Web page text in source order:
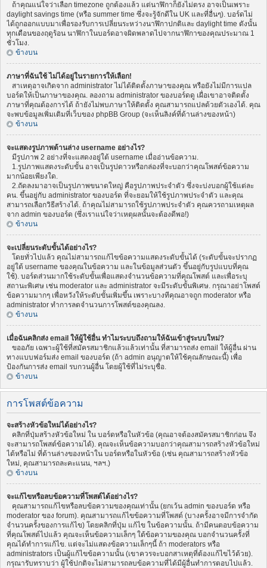
ถ้าคุณแน่ใจว่าเลือก timezone ถูกต้องแล้ว แต่นาฬิกาก็ยังไม่ตรง อาจเป็นเพราะ
daylight savings time (หรือ summer time ซึ่งจะรู้จักดีใน UK และที่อื่นๆ). บอร์ดไม่
ได้ถูกออกแบบมาเพื่อรองรับการเปลี่ยนระหว่างนาฬิกาปกติและ daylight time ดังนั้น
ทุกเดือนของฤดูร้อน นาฬิกาในบอร์ดอาจผิดพลาดไปจากนาฬิกาของคุณประมาณ 1
ชั่วโมง.
ข้างบน
ภาษาที่ฉันใช้ ไม่ได้อยู่ในรายการให้เลือก!
สาเหตุอาจเกิดจาก administrator ไม่ได้ติดตั้งภาษาของคุณ หรือยังไม่มีการแปล
บอร์ดให้เป็นภาษาของคุณ. ลองถาม administrator ของบอร์ดดู เผื่อเขาอาจติดตั้ง
ภาษาที่คุณต้องการได้ ถ้ายังไม่พบภาษาให้ติดตั้ง คุณสามารถแปลด้วยตัวเองได้. คุณ
จะพบข้อมูลเพิ่มเติมที่เว็บของ phpBB Group (จะเห็นลิงค์ที่ด้านล่างของหน้า)
ข้างบน
จะแสดงรูปภาพด้านล่าง username อย่างไร?
มีรูปภาพ 2 อย่างที่จะแสดงอยู่ใต้ username เมื่ออ่านข้อความ.
1.รูปภาพแสดงระดับขั้น อาจเป็นรูปดาวหรือกล่องที่จะบอกว่าคุณโพสต์ข้อความ
มากน้อยเพียงใด.
2.ถัดลงมาอาจเป็นรูปภาพขนาดใหญ่ คือรูปภาพประจำตัว ซึ่งจะบ่งบอกผู้ใช้แต่ละ
คน. ขึ้นอยู่กับ administrator ของบอร์ด ที่จะยอมให้ใช้รูปภาพประจำตัว และคุณ
สามารถเลือกวิธีสร้างได้. ถ้าคุณไม่สามารถใช้รูปภาพประจำตัว คุณควรถามเหตุผล
จาก admin ของบอร์ด (ซึ่งเราแน่ใจว่าเหตุผลนั้นจะต้องดีพอ!)
ข้างบน
จะเปลี่ยนระดับขั้นได้อย่างไร?
โดยทั่วไปแล้ว คุณไม่สามารถแก้ไขข้อความแสดงระดับขั้นได้ (ระดับขั้นจะปรากฏ
อยู่ใต้ username ของคุณในข้อความ และในข้อมูลส่วนตัว ขึ้นอยู่กับรูปแบบที่คุณ
ใช้). บอร์ดส่วนมากใช้ระดับขั้นเพื่อแสดงจำนวนข้อความที่คุณโพสต์ และเพื่อระบุ
สถานะพิเศษ เช่น moderator และ administrator จะมีระดับขั้นพิเศษ. กรุณาอย่าโพสต์
ข้อความมากๆ เพื่อหวังให้ระดับขั้นเพิ่มขึ้น เพราะบางทีคุณอาจถูก moderator หรือ
administrator ทำการลดจำนวนการโพสต์ของคุณลง.
ข้างบน
เมื่อฉันคลิกส่ง email ให้ผู้ใช้อื่น ทำไมระบบถึงถามให้ฉันเข้าสู่ระบบใหม่?
ขออภัย เฉพาะผู้ใช้ที่สมัครสมาชิกแล้วแล้วเท่านั้น ที่สามารถส่ง email ให้ผู้อื่น ผ่าน
ทางแบบฟอร์มส่ง email ของบอร์ด (ถ้า admin อนุญาตให้ใช้คุณลักษณะนี้) เพื่อ
ป้องกันการส่ง email รบกวนผู้อื่น โดยผู้ใช้ที่ไม่ระบุชื่อ.
ข้างบน
การโพสต์ข้อความ
จะสร้างหัวข้อใหม่ได้อย่างไร?
คลิกที่ปุ่มสร้างหัวข้อใหม่ ใน บอร์ดหรือในหัวข้อ (คุณอาจต้องสมัครสมาชิกก่อน จึง
จะสามารถโพสต์ข้อความได้). คุณจะเห็นข้อความบอกว่าคุณสามารถสร้างหัวข้อใหม่
ได้หรือไม่ ที่ด้านล่างของหน้าใน บอร์ดหรือในหัวข้อ (เช่น คุณสามารถสร้างหัวข้อ
ใหม่, คุณสามารถละคะแนน, ฯลฯ.)
ข้างบน
จะแก้ไขหรือลบข้อความที่โพสต์ได้อย่างไร?
คุณสามารถแก้ไขหรือลบข้อความของคุณเท่านั้น (ยกเว้น admin ของบอร์ด หรือ
moderator ของ forum). คุณสามารถแก้ไขข้อความที่โพสต์ (บางครั้งอาจมีการจำกัด
จำนวนครั้งของการแก้ไข) โดยคลิกที่ปุ่ม แก้ไข ในข้อความนั้น. ถ้ามีคนตอบข้อความ
ที่คุณโพสต์ไปแล้ว คุณจะเห็นข้อความเล็กๆ ใต้ข้อความของคุณ บอกจำนวนครั้งที่
คุณได้ทำการแก้ไข. แต่จะไม่แสดงข้อความเล็กๆนี้ ถ้า moderators หรือ
administrators เป็นผู้แก้ไขข้อความนั้น (เขาควรจะบอกสาเหตุที่ต้องแก้ไขไว้ด้วย).
กรุณารับทราบว่า ผู้ใช้ปกติจะไม่สามารถลบข้อความที่ได้มีผู้อื่นทำการตอบไปแล้ว.